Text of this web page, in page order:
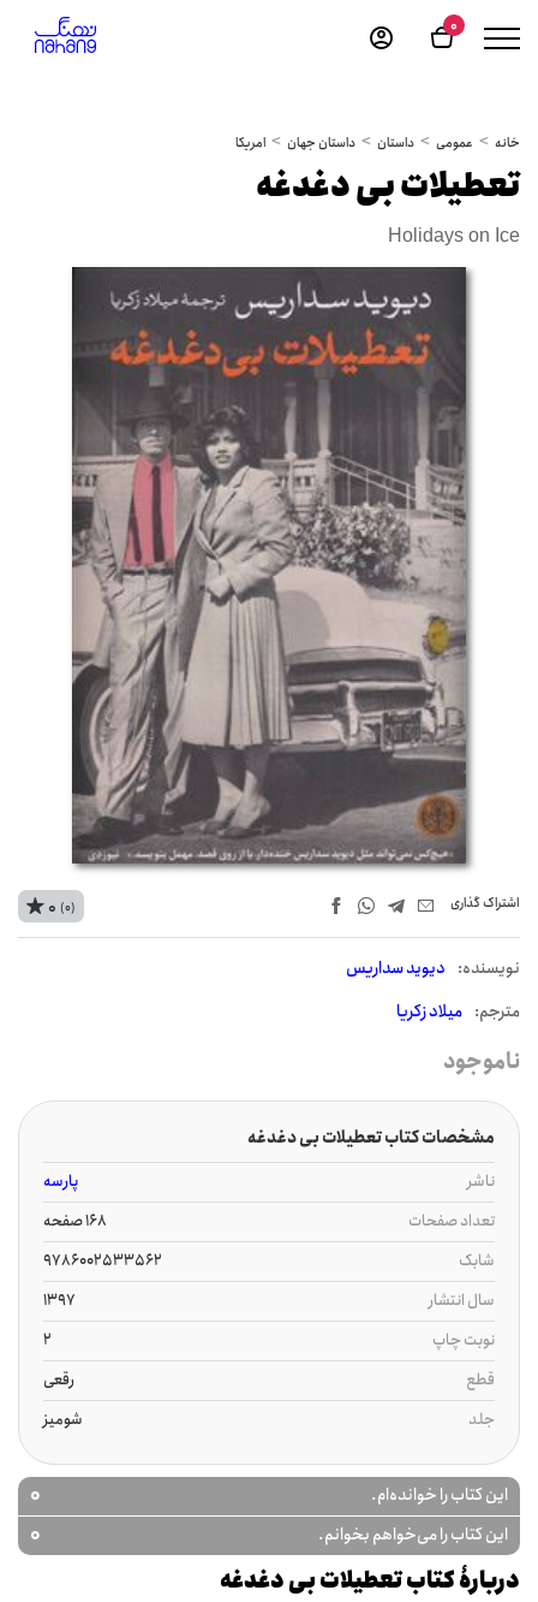
0
خانه عمومی داستان داستان جهان امریکا
تعطیلات بی دغدغه
Holidays on Ice
اشتراک‌ گذاری
نويسنده: دیوید سداریس
مترجم: میلاد زکریا
0 (0)
ناموجود
مشخصات کتاب تعطیلات بی دغدغه
ناشر
پارسه
تعداد صفحات
168 صفحه
شابک
9786002533562
سال انتشار
1397
نوبت چاپ
2
قطع
رقعی
جلد
شومیز
این کتاب را خوانده‌ام. 0
این کتاب را می‌خواهم بخوانم. 0
دربارۀ کتاب تعطیلات بی دغدغه